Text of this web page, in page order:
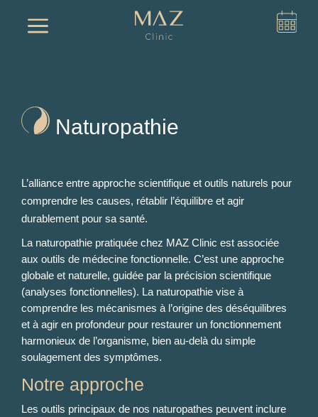
a
Naturopathie
L’alliance entre approche scientifique et outils naturels pour
comprendre les causes, rétablir l’équilibre et agir
durablement pour sa santé.
La naturopathie pratiquée chez MAZ Clinic est associée
aux outils de médecine fonctionnelle. C’est une approche
globale et naturelle, guidée par la précision scientifique
(analyses fonctionnelles). La naturopathie vise à
comprendre les mécanismes à l’origine des déséquilibres
et à agir en profondeur pour restaurer un fonctionnement
harmonieux de l’organisme, bien au-delà du simple
soulagement des symptômes.
Notre approche
Les outils principaux de nos naturopathes peuvent inclure